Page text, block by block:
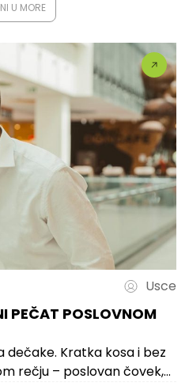
U MORE
Usce
PEČAT POSLOVNOM
dečake. Kratka kosa i bez
rečju – poslovan čovek,